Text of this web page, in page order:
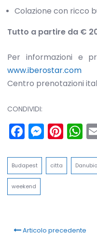
Colazione con ricco
Tutto a partire da €
Per informazioni e
www.iberostar.com
Centro prenotazioni
CONDIVIDI:
Budapest citta Danubio
weekend
Articolo precedente